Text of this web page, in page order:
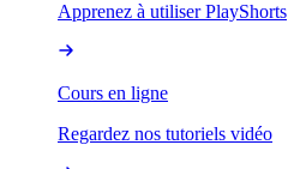
Apprenez à utiliser PlayShorts
Cours en ligne
Regardez nos tutoriels vidéo